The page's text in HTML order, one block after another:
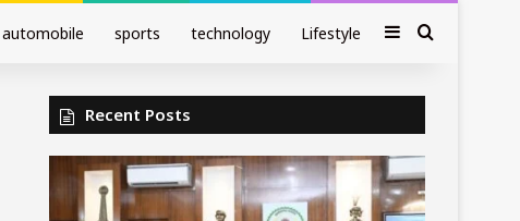
automobile sports technology Lifestyle SidebarSearch
Recent Posts